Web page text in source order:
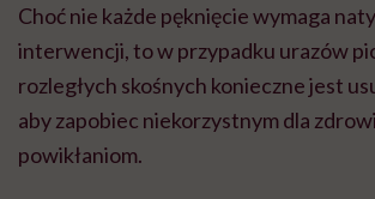
Choć nie każde pęknięcie wymaga
interwencji, to w przypadku urazów
rozległych skośnych konieczne jest
aby zapobiec niekorzystnym dla
powikłaniom.